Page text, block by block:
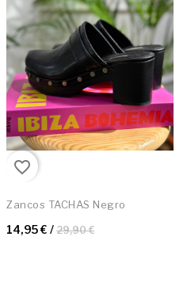
favorite_border
Zancos TACHAS Negro
14,95 € / 29,90 €